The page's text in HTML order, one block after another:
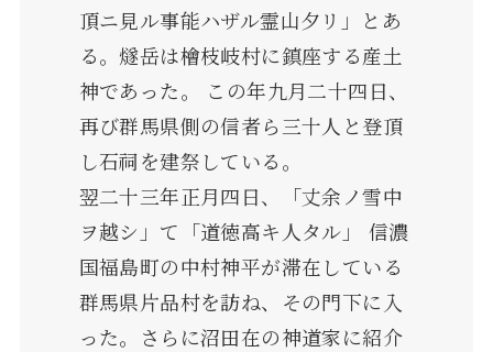
頂ニ見ル事能ハザル霊山夕リ」とあ
る。燧岳は檜枝岐村に鎮座する産土
神であった。 この年九月二十四日、
再び群馬県側の信者ら三十人と登頂
し石祠を建祭している。
翌二十三年正月四日、「丈余ノ雪中
ヲ越シ」て「道徳高キ人タル」 信濃
国福島町の中村神平が滞在している
群馬県片品村を訪ね、その門下に入
った。さらに沼田在の神道家に紹介